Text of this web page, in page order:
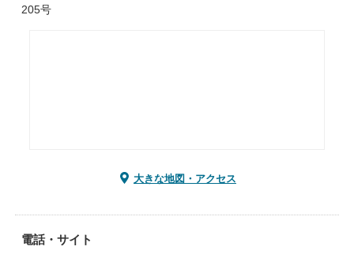
205号
大きな地図・アクセス
電話・サイト